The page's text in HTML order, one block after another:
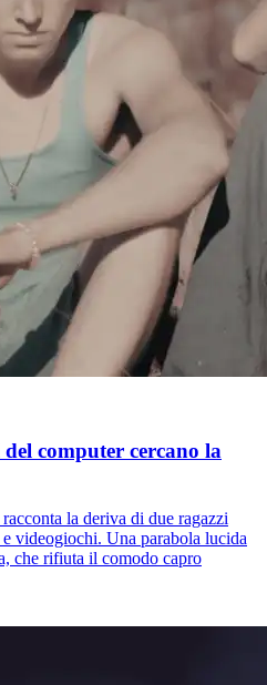
computer cercano la
la deriva di due ragazzi
videogiochi. Una parabola lucida
che rifiuta il comodo capro